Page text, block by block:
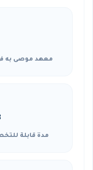
معهد موصى به
8
مدة قابلة